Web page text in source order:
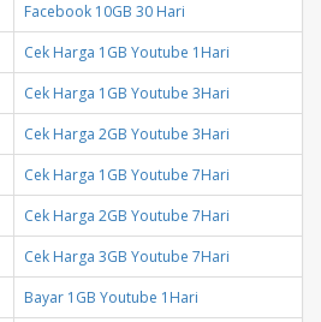
Facebook 10GB 30 Hari
Cek Harga 1GB Youtube 1Hari
Cek Harga 1GB Youtube 3Hari
Cek Harga 2GB Youtube 3Hari
Cek Harga 1GB Youtube 7Hari
Cek Harga 2GB Youtube 7Hari
Cek Harga 3GB Youtube 7Hari
Bayar 1GB Youtube 1Hari